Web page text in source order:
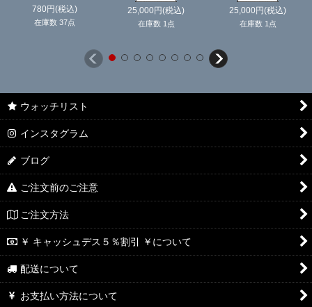
780円(税込)
在庫数 37点
25,000円(税込)
在庫数 1点
25,000円(税込)
在庫数 1点
ウォッチリスト
インスタグラム
ブログ
ご注文前のご注意
ご注文方法
￥ キャッシュデス５％割引 ￥について
配送について
お支払い方法について